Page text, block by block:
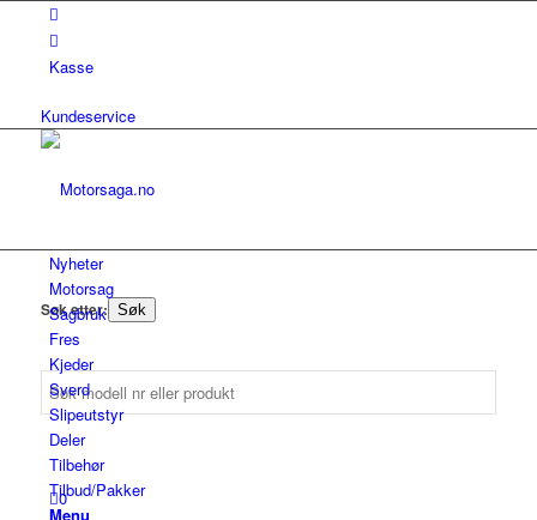
Kasse
Kundeservice
Søk etter: Søk
0
Nyheter
Motorsag
Sagbruk
Fres
Kjeder
Sverd
Slipeutstyr
Deler
Tilbehør
Tilbud/Pakker
Menu